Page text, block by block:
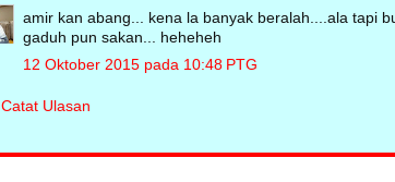
amir kan abang... kena la banyak beralah....ala tapi
gaduh pun sakan... heheheh
12 Oktober 2015 pada 10:48 PTG
Catat Ulasan